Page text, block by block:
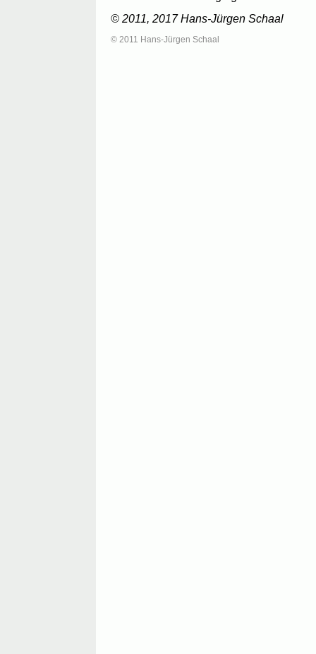
© 2011, 2017 Hans-Jürgen Schaal
© 2011 Hans-Jürgen Schaal